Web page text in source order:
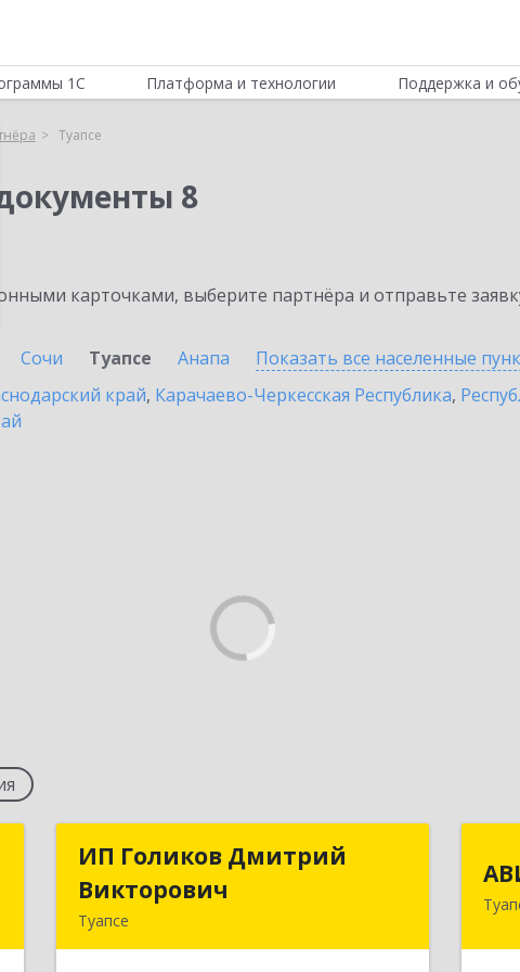
1С Платформа и технологии Поддержка и
Туапсе
8
карточками, выберите партнёра и отправьте
Сочи Туапсе Анапа Показать все населенные
край, Карачаево-Черкесская Республика,
ИП Голиков Дмитрий
Викторович
Туапсе
ИП Голиков Дмитрий